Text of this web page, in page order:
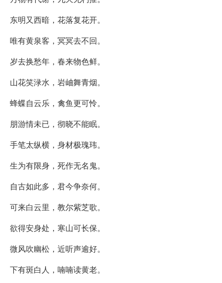
东明又西暗，花落复花开。
唯有黄泉客，冥冥去不回。
岁去换愁年，春来物色鲜。
山花笑渌水，岩岫舞青烟。
蜂蝶自云乐，禽鱼更可怜。
朋游情未已，彻晓不能眠。
手笔太纵横，身材极瑰玮。
生为有限身，死作无名鬼。
自古如此多，君今争奈何。
可来白云里，教尔紫芝歌。
欲得安身处，寒山可长保。
微风吹幽松，近听声逾好。
下有斑白人，喃喃读黄老。